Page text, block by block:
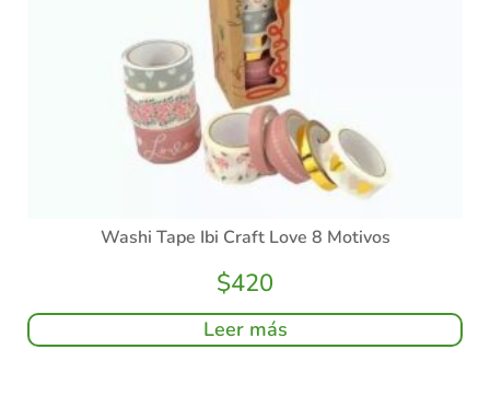
Washi Tape Ibi Craft Love 8 Motivos
$420
Leer más